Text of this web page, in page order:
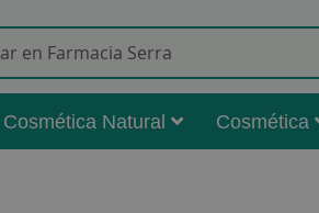
Cosmética Natural Cosmética